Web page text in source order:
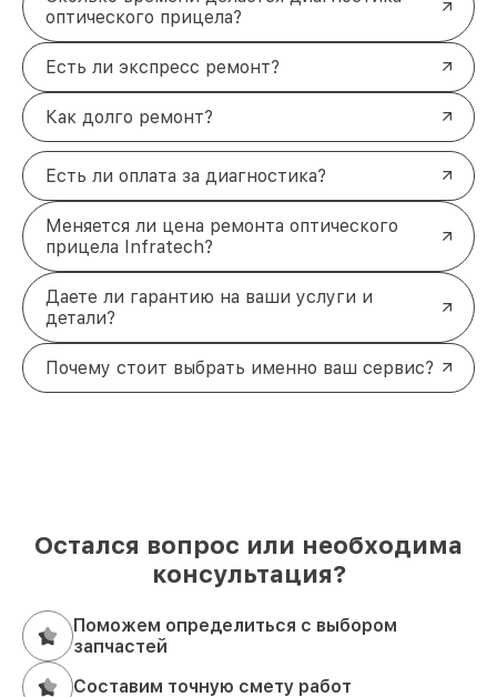
оптического прицела?
Есть ли экспресс ремонт?
Как долго ремонт?
Есть ли оплата за диагностика?
Меняется ли цена ремонта оптического
прицела Infratech?
Даете ли гарантию на ваши услуги и
детали?
Почему стоит выбрать именно ваш сервис?
Остался вопрос или необходима
консультация?
Поможем определиться с выбором
запчастей
Составим точную смету работ